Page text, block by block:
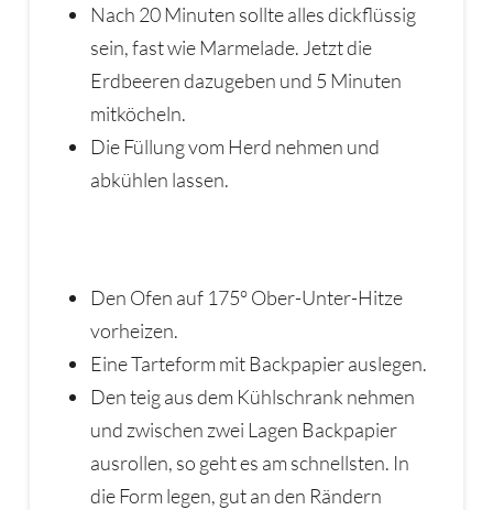
Nach 20 Minuten sollte alles dickflüssig
sein, fast wie Marmelade. Jetzt die
Erdbeeren dazugeben und 5 Minuten
mitköcheln.
Die Füllung vom Herd nehmen und
abkühlen lassen.
Den Ofen auf 175° Ober-Unter-Hitze
vorheizen.
Eine Tarteform mit Backpapier auslegen.
Den teig aus dem Kühlschrank nehmen
und zwischen zwei Lagen Backpapier
ausrollen, so geht es am schnellsten. In
die Form legen, gut an den Rändern